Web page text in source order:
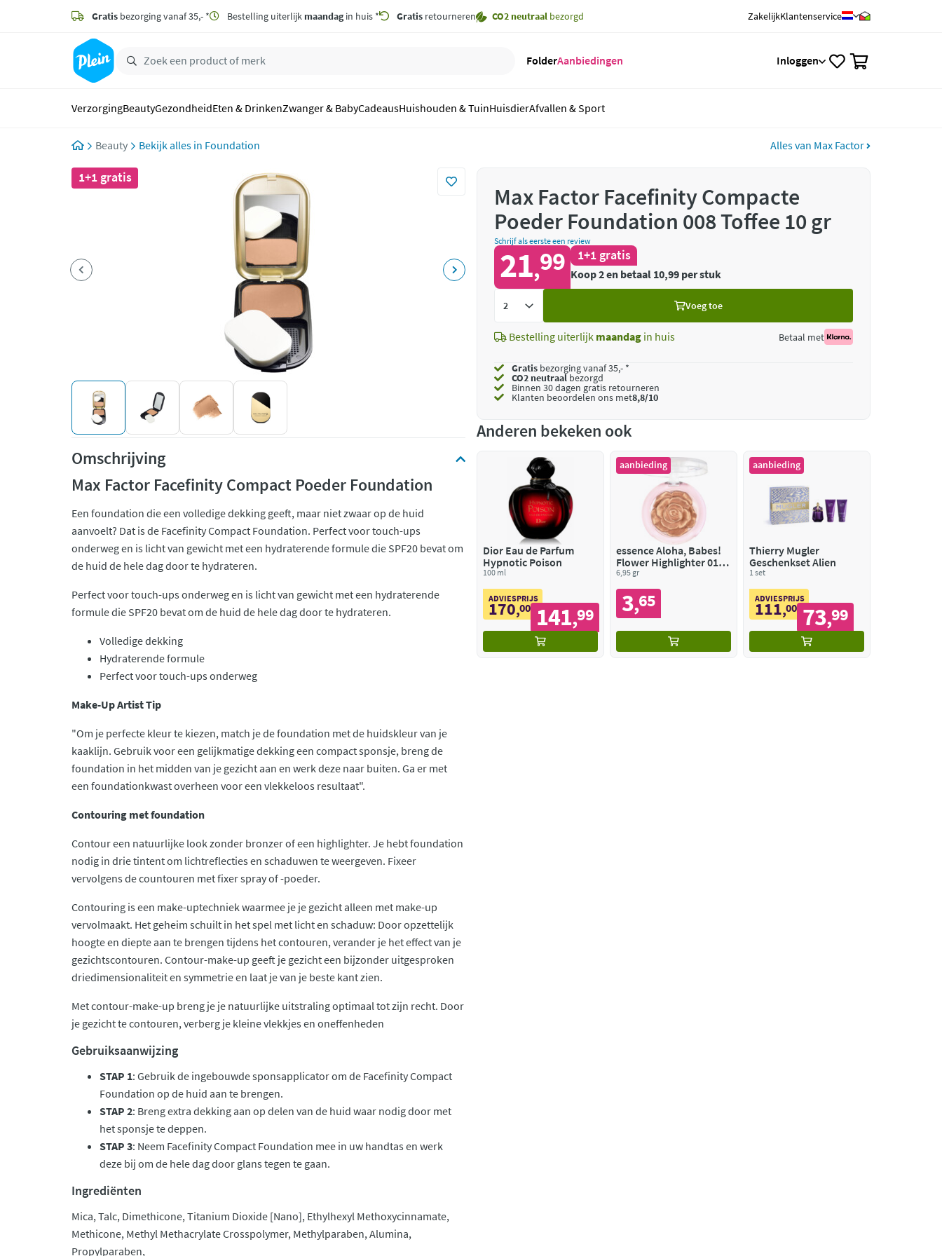
zoeken
hoofdinhoud
Gratis bezorging vanaf 35,- * Bestelling uiterlijk maandagin huis * Gratis retourneren CO2 neutraal bezorgd ZakelijkKlantenservice
FolderAanbiedingen Inloggen
VerzorgingBeautyGezondheidEten & DrinkenZwanger & BabyCadeausHuishouden & TuinHuisdierAfvallen & Sport
Beauty Foundation Alles van Max Factor
1+1 gratis
Omschrijving
Max Factor Facefinity Compact Poeder Foundation
Een foundation die een volledige dekking geeft, maar niet zwaar op de huid
aanvoelt? Dat is de Facefinity Compact Foundation. Perfect voor touch-ups
onderweg en is licht van gewicht met een hydraterende formule die SPF20 bevat om
de huid de hele dag door te hydrateren.
Perfect voor touch-ups onderweg en is licht van gewicht met een hydraterende
formule die SPF20 bevat om de huid de hele dag door te hydrateren.
Volledige dekking
Hydraterende formule
Perfect voor touch-ups onderweg
Make-Up Artist Tip
"Om je perfecte kleur te kiezen, match je de foundation met de huidskleur van je
kaaklijn. Gebruik voor een gelijkmatige dekking een compact sponsje, breng de
foundation in het midden van je gezicht aan en werk deze naar buiten. Ga er met
een foundationkwast overheen voor een vlekkeloos resultaat".
Contouring met foundation
Contour een natuurlijke look zonder bronzer of een highlighter. Je hebt foundation
nodig in drie tintent om lichtreflecties en schaduwen te weergeven. Fixeer
vervolgens de countouren met fixer spray of -poeder.
Contouring is een make-uptechniek waarmee je je gezicht alleen met make-up
vervolmaakt. Het geheim schuilt in het spel met licht en schaduw: Door opzettelijk
hoogte en diepte aan te brengen tijdens het contouren, verander je het effect van je
gezichtscontouren. Contour-make-up geeft je gezicht een bijzonder uitgesproken
driedimensionaliteit en symmetrie en laat je van je beste kant zien.
Met contour-make-up breng je je natuurlijke uitstraling optimaal tot zijn recht. Door
je gezicht te contouren, verberg je kleine vlekkjes en oneffenheden
Gebruiksaanwijzing
STAP 1: Gebruik de ingebouwde sponsapplicator om de Facefinity Compact
Foundation op de huid aan te brengen.
STAP 2: Breng extra dekking aan op delen van de huid waar nodig door met
het sponsje te deppen.
STAP 3: Neem Facefinity Compact Foundation mee in uw handtas en werk
deze bij om de hele dag door glans tegen te gaan.
Ingrediënten
Mica, Talc, Dimethicone, Titanium Dioxide [Nano], Ethylhexyl Methoxycinnamate,
Methicone, Methyl Methacrylate Crosspolymer, Methylparaben, Alumina,
Propylparaben,
Max Factor Facefinity Compacte
Poeder Foundation 008 Toffee 10 gr
Schrijf als eerste een review
21,99 1+1 gratis
Koop 2 en betaal 10,99 per stuk
Voeg toe
Bestelling uiterlijk maandag in huis Betaal met
Gratis bezorging vanaf 35,- *
CO2 neutraalbezorgd
Binnen 30 dagen gratis retourneren
Klanten beoordelen ons met8,8/10
Anderen bekeken ook
Dior Eau de Parfum
Hypnotic Poison
100 ml
ADVIESPRIJS
170,00 141,99
aanbieding
essence Aloha, Babes!
Flower Highlighter 01
Paradise. Glow. Repeat.
6,95 gr
3,65
aanbieding
Thierry Mugler
Geschenkset Alien
1 set
ADVIESPRIJS
111,00 73,99